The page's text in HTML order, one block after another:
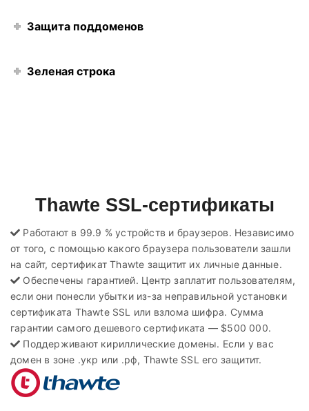
Защита поддоменов
Зеленая строка
Thawte SSL-сертификаты
Работают в 99.9 % устройств и браузеров. Независимо
от того, с помощью какого браузера пользователи зашли
на сайт, сертификат Thawte защитит их личные данные.
Обеспечены гарантией. Центр заплатит пользователям,
если они понесли убытки из-за неправильной установки
сертификата Thawte SSL или взлома шифра. Сумма
гарантии самого дешевого сертификата — $500 000.
Поддерживают кириллические домены. Если у вас
домен в зоне .укр или .рф, Thawte SSL его защитит.